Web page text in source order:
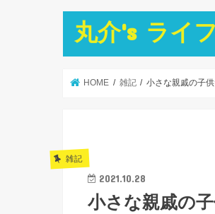
丸介's ライフ
HOME 雑記 小さな親戚の子
雑記
2021.10.28
小さな親戚の